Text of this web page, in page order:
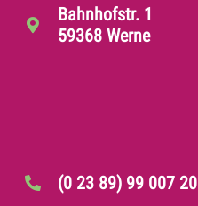
Bahnhofstr. 1
59368 Werne
(0 23 89) 99 007 20